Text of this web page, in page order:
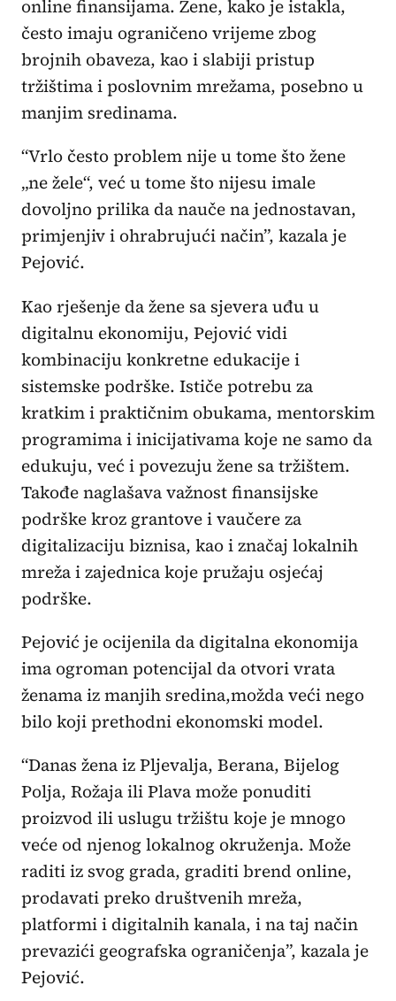
online finansijama. Žene, kako je istakla,
često imaju ograničeno vrijeme zbog
brojnih obaveza, kao i slabiji pristup
tržištima i poslovnim mrežama, posebno u
manjim sredinama.
“Vrlo često problem nije u tome što žene
„ne žele“, već u tome što nijesu imale
dovoljno prilika da nauče na jednostavan,
primjenjiv i ohrabrujući način”, kazala je
Pejović.
Kao rješenje da žene sa sjevera uđu u
digitalnu ekonomiju, Pejović vidi
kombinaciju konkretne edukacije i
sistemske podrške. Ističe potrebu za
kratkim i praktičnim obukama, mentorskim
programima i inicijativama koje ne samo da
edukuju, već i povezuju žene sa tržištem.
Takođe naglašava važnost finansijske
podrške kroz grantove i vaučere za
digitalizaciju biznisa, kao i značaj lokalnih
mreža i zajednica koje pružaju osjećaj
podrške.
Pejović je ocijenila da digitalna ekonomija
ima ogroman potencijal da otvori vrata
ženama iz manjih sredina,možda veći nego
bilo koji prethodni ekonomski model.
“Danas žena iz Pljevalja, Berana, Bijelog
Polja, Rožaja ili Plava može ponuditi
proizvod ili uslugu tržištu koje je mnogo
veće od njenog lokalnog okruženja. Može
raditi iz svog grada, graditi brend online,
prodavati preko društvenih mreža,
platformi i digitalnih kanala, i na taj način
prevazići geografska ograničenja”, kazala je
Pejović.